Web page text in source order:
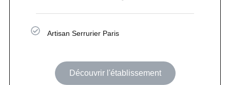
Artisan Serrurier Paris
Découvrir l'établissement